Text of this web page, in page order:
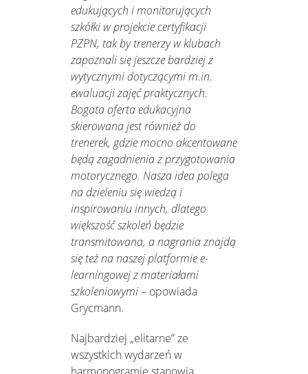
edukujących i monitorujących
szkółki w projekcie certyfikacji
PZPN, tak by trenerzy w klubach
zapoznali się jeszcze bardziej z
wytycznymi dotyczącymi m.in.
ewaluacji zajęć praktycznych.
Bogata oferta edukacyjna
skierowana jest również do
trenerek, gdzie mocno akcentowane
będą zagadnienia z przygotowania
motorycznego. Nasza idea polega
na dzieleniu się wiedzą i
inspirowaniu innych, dlatego
większość szkoleń będzie
transmitowana, a nagrania znajdą
się też na naszej platformie e-
learningowej z materiałami
szkoleniowymi– opowiada
Grycmann.
Najbardziej „elitarne” ze
wszystkich wydarzeń w
harmonogramie stanowią